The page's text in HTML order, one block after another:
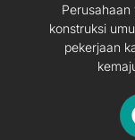
konstruksi
pekerjaan